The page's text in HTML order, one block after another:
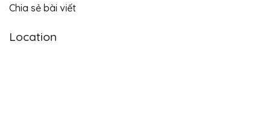
Chia sẻ bài viết
Location